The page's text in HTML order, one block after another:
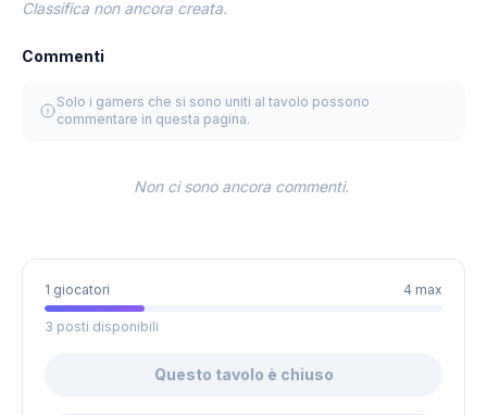
Classifica non ancora creata.
Commenti
Solo i gamers che si sono uniti al tavolo possono
commentare in questa pagina.
Non ci sono ancora commenti.
1 giocatori 4 max
3 posti disponibili
Questo tavolo è chiuso